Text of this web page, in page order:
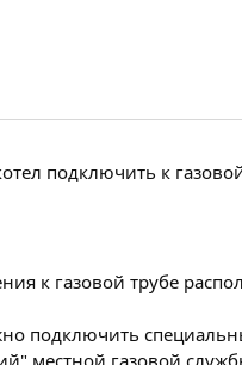
подключить к
к газовой трубе
подключить
местной газовой